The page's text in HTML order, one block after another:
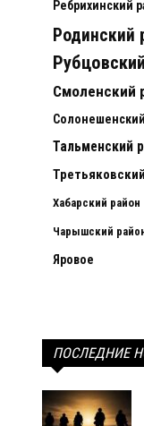
Ребрихинский
Родинский
Смоленский
Тальменский
Хабарский район
Чарышский
Яровое
ПОСЛЕДНИЕ